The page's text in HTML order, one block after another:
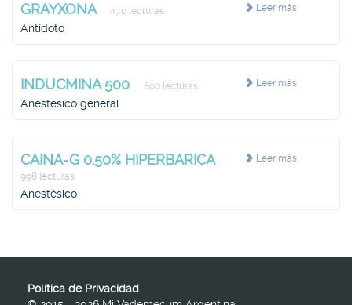
Leer más
GRAYXONA 470 lecturas
Antídoto
Leer más
INDUCMINA 500 800 lecturas
Anestésico general
Leer más
CAINA-G 0.50% HIPERBARICA
998 lecturas
Anestésico
Política de Privacidad